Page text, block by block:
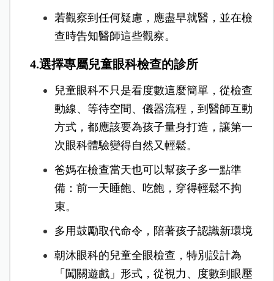
若觀察到任何疑慮，應盡早就醫，並在檢
查時告知醫師這些觀察。
4.選擇專屬兒童眼科檢查的診所
兒童眼科不只是看度數這麼簡單，從檢查
動線、等待空間、儀器流程，到醫師互動
方式，都應該要為孩子量身打造，讓第一
次眼科體驗變得自然又輕鬆。
爸媽在檢查當天也可以幫孩子多一點準
備：前一天睡飽、吃飽，穿得輕鬆不拘
束。
多用鼓勵取代命令，陪著孩子認識新環境
朝沐眼科的兒童全眼檢查，特別設計為
「闖關遊戲」形式，從視力、度數到眼壓